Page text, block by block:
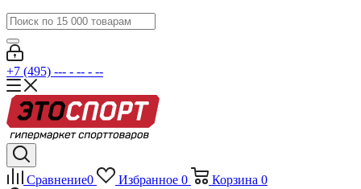
+7 (495) --- - -- - --
Сравнение0 Избранное 0 Корзина 0